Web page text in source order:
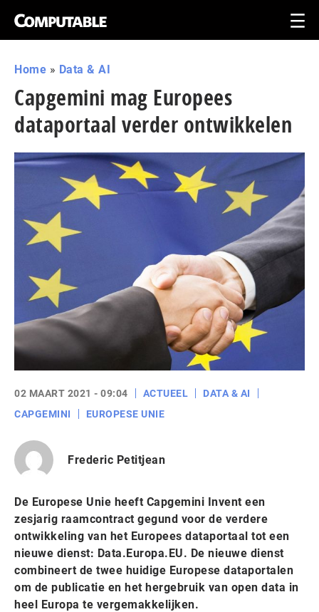
Home » Data & AI
Capgemini mag Europees
dataportaal verder ontwikkelen
02 MAART 2021 - 09:04 ACTUEEL
DATA & AI
CAPGEMINI
EUROPESE UNIE
Frederic Petitjean
De Europese Unie heeft Capgemini Invent een
zesjarig raamcontract gegund voor de verdere
ontwikkeling van het Europees dataportaal tot een
nieuwe dienst: Data.Europa.EU. De nieuwe dienst
combineert de twee huidige Europese dataportalen
om de publicatie en het hergebruik van open data in
heel Europa te vergemakkelijken.